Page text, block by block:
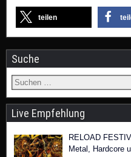
teilen
Suche
Live Empfehlung
RELOAD
Metal, Hardcore